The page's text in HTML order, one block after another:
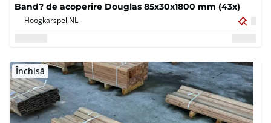
Band? de acoperire Douglas 85x30x1800 mm (43x)
Hoogkarspel,NL
Închisă